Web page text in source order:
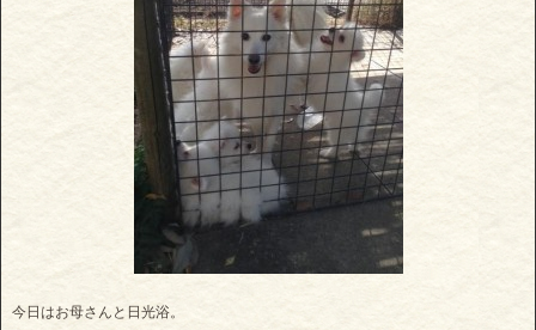
今日はお母さんと日光浴。